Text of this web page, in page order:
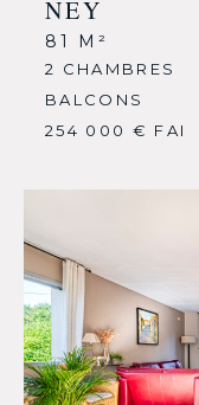
NEY
81 M²
2 CHAMBRES
BALCONS
254 000 € FAI